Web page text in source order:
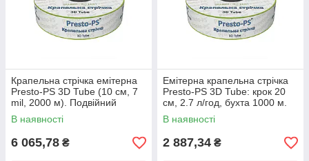
Крапельна стрічка емітерна
Presto-PS 3D Tube (10 см, 7
mil, 2000 м). Подвійний
захист від засмічень!
В наявності
6 065,78 ₴
Емітерна крапельна стрічка
Presto-PS 3D Tube: крок 20
см, 2.7 л/год, бухта 1000 м.
Захист крапельниць
В наявності
2 887,34 ₴